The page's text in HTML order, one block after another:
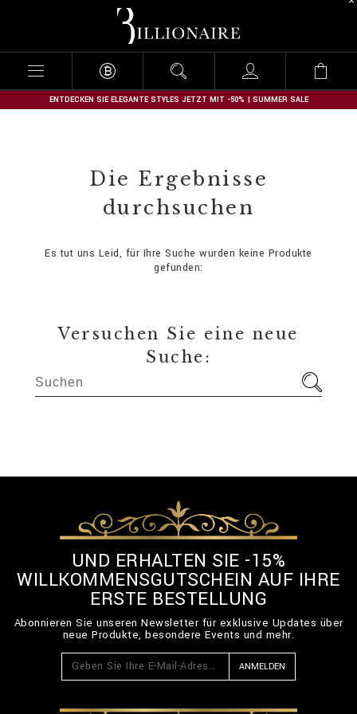
l
l
o
n
ENTDECKEN SIE ELEGANTE STYLES JETZT MIT -50% | SUMMER SALE
Die Ergebnisse
durchsuchen
Es tut uns Leid, für Ihre Suche wurden keine Produkte
gefunden:
Versuchen Sie eine neue
Suche:
UND ERHALTEN SIE -15%
WILLKOMMENSGUTSCHEIN AUF IHRE
ERSTE BESTELLUNG
Abonnieren Sie unseren Newsletter für exklusive Updates über
neue Produkte, besondere Events und mehr.
ANMELDEN